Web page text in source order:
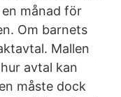
månad för
Om barnets
Mallen
avtal kan
måste dock